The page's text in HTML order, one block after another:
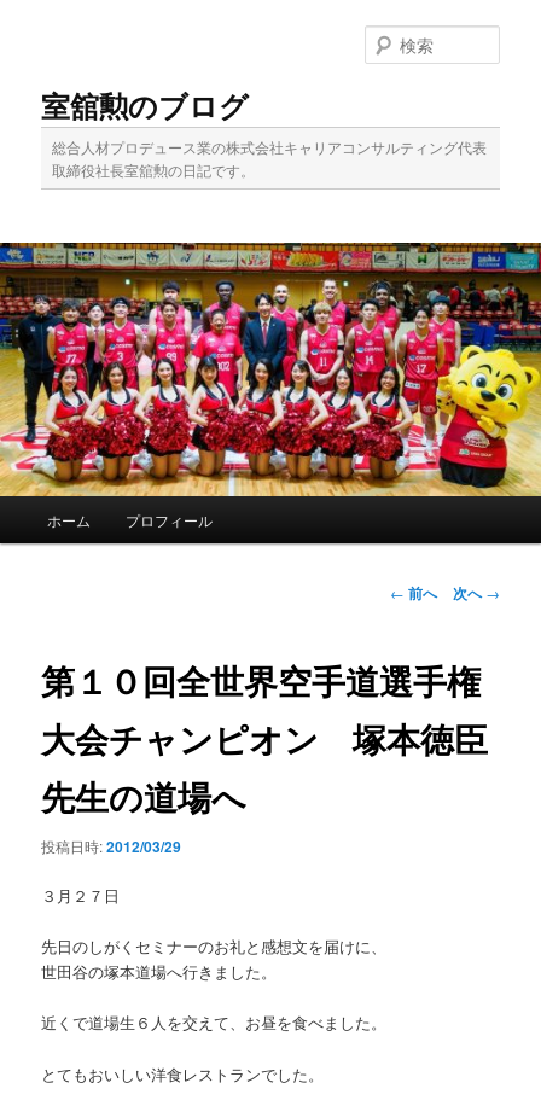
移
動
室舘勲のブログ
総合人材プロデュース業の株式会社キャリアコンサルティング代表
取締役社長室舘勲の日記です。
索
ホーム プロフィール
投
ビ
ゲ
シ
← 前へ 次へ→
第１０回全世界空手道選手権
大会チャンピオン 塚本徳臣
先生の道場へ
投稿日時:2012/03/29
３月２７日
先日のしがくセミナーのお礼と感想文を届けに、
世田谷の塚本道場へ行きました。
近くで道場生６人を交えて、お昼を食べました。
とてもおいしい洋食レストランでした。